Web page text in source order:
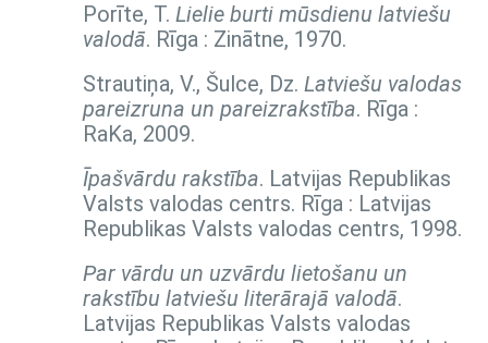
Porīte, T. Lielie burti mūsdienu latviešu
valodā. Rīga : Zinātne, 1970.
Strautiņa, V., Šulce, Dz. Latviešu valodas
pareizruna un pareizrakstība. Rīga :
RaKa, 2009.
Īpašvārdu rakstība. Latvijas Republikas
Valsts valodas centrs. Rīga : Latvijas
Republikas Valsts valodas centrs, 1998.
Par vārdu un uzvārdu lietošanu un
rakstību latviešu literārajā valodā.
Latvijas Republikas Valsts valodas